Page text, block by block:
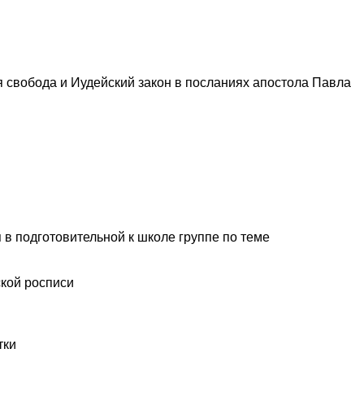
и Иудейский закон в посланиях апостола Павла
в подготовительной к школе группе по теме
росписи